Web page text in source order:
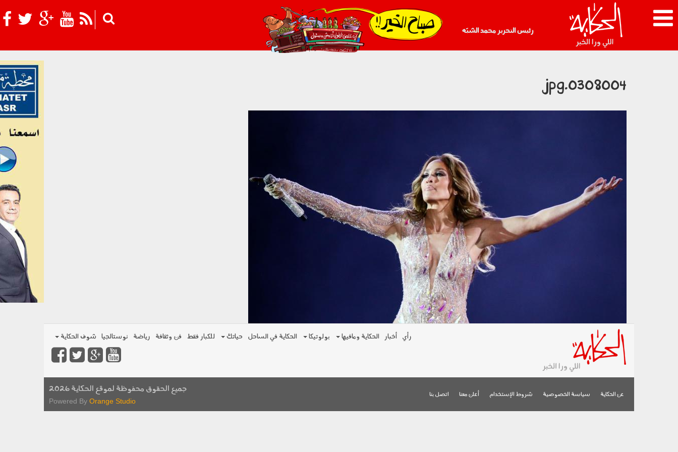
رئيس التحرير محمد الشبّه
021_2.png
0308004.jpg
رأي أخبار الحكاية ومافيها بولوتيكا الحكاية في الساحل حياتك للكبار فقط فن وثقافة رياضة نوستالجيا شوف الحكاية
عن الحكاية سياسة الخصوصية شروط الإستخدام أعلن معنا اتصل بنا جميع الحقوق محفوظة لموقع الحكاية 2026
Powered By Orange Studio